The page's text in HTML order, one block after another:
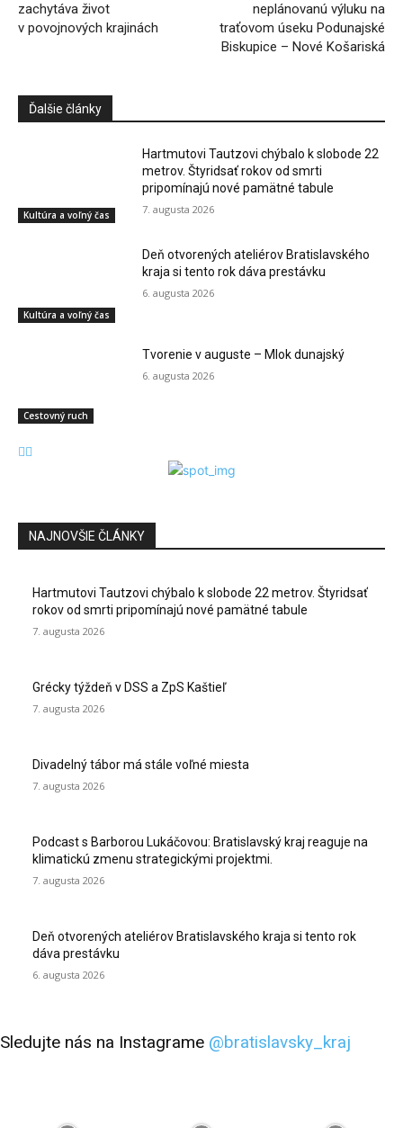
zachytáva život
v povojnových krajinách
neplánovanú výluku na
traťovom úseku Podunajské
Biskupice – Nové Košariská
Ďalšie články
Kultúra a voľný čas
Hartmutovi Tautzovi chýbalo k slobode 22
metrov. Štyridsať rokov od smrti
pripomínajú nové pamätné tabule
7. augusta 2026
Kultúra a voľný čas
Deň otvorených ateliérov Bratislavského
kraja si tento rok dáva prestávku
6. augusta 2026
Cestovný ruch
Tvorenie v auguste – Mlok dunajský
6. augusta 2026
NAJNOVŠIE ČLÁNKY
Hartmutovi Tautzovi chýbalo k slobode 22 metrov. Štyridsať
rokov od smrti pripomínajú nové pamätné tabule
7. augusta 2026
Grécky týždeň v DSS a ZpS Kaštieľ
7. augusta 2026
Divadelný tábor má stále voľné miesta
7. augusta 2026
Podcast s Barborou Lukáčovou: Bratislavský kraj reaguje na
klimatickú zmenu strategickými projektmi.
7. augusta 2026
Deň otvorených ateliérov Bratislavského kraja si tento rok
dáva prestávku
6. augusta 2026
Sledujte nás na Instagrame @bratislavsky_kraj